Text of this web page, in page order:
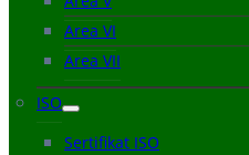
Area VI
Area VII
ISO
Sertifikat ISO